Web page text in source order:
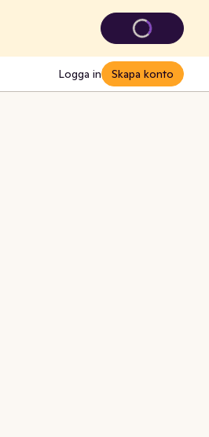
Logga in Skapa konto